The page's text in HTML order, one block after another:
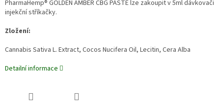
PharmaHemp® GOLDEN AMBER CBG PASTE lze zakoupit v 5ml dávkovači
injekční stříkačky.
Zložení:
Cannabis Sativa L. Extract, Cocos Nucifera Oil, Lecitin, Cera Alba
Detailní informace